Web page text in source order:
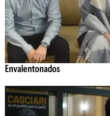
Envalentonados